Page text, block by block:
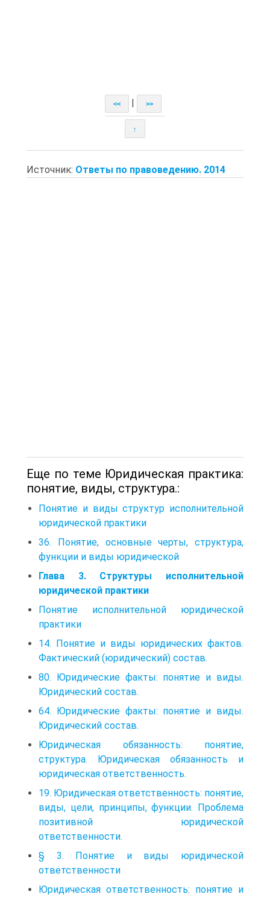
<< >>
↑
Источник: Ответы по правоведению. 2014
Еще по теме Юридическая практика:
понятие, виды, структура.:
Понятие и виды структур исполнительной
юридической практики
36. Понятие, основные черты, структура,
функции и виды юридической
Глава 3. Структуры исполнительной
юридической практики
Понятие исполнительной юридической
практики
14. Понятие и виды юридических фактов.
Фактический (юридический) состав.
80. Юридические факты: понятие и виды.
Юридический состав.
64. Юридические факты: понятие и виды.
Юридический состав.
Юридическая обязанность: понятие,
структура. Юридическая обязанность и
юридическая ответственность.
19. Юридическая ответственность: понятие,
виды, цели, принципы, функции. Проблема
позитивной юридической
ответственности.
§ 3. Понятие и виды юридической
ответственности
Юридическая ответственность: понятие и